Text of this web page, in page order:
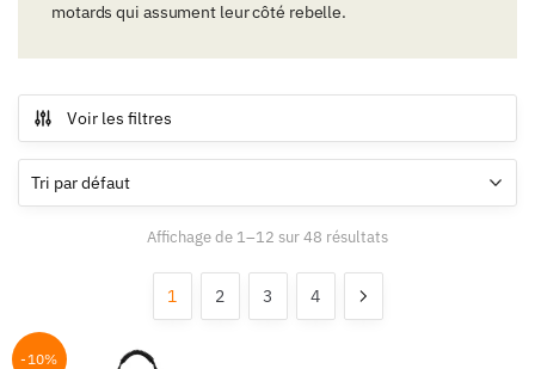
motards qui assument leur côté rebelle.
Voir les filtres
Affichage de 1–12 sur 48 résultats
1 2 3 4
-10%